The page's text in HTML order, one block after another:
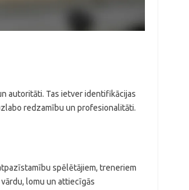
autoritāti. Tas ietver identifikācijas
redzamību un profesionalitāti.
spēlētājiem, treneriem
lomu un attiecīgās